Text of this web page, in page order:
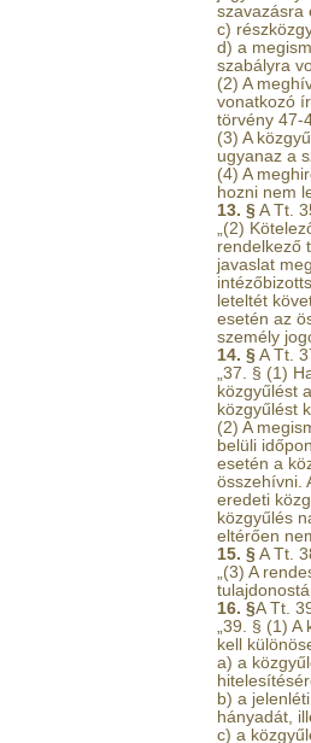
szavazásra
c)
d) a
szabályra
(2) A
vonatkozó
törvény 47-
(3) A
ugyanaz a
(4) A
hozni nem
13. § A Tt.
„(2)
rendelkező
javaslat
leteltét
esetén az
személy
14. § A Tt.
„37. § (1)
közgyűlést
közgyűlést
(2) A
belüli
esetén a
összehívni.
eredeti
közgyűlés
eltérően
15. § A Tt.
„(3) A
16. §A Tt.
„39. § (1) A
kell
a) a
b) a
hányadát,
c) a